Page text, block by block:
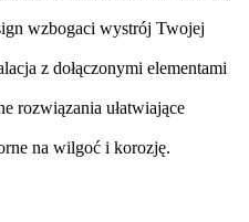
wzbogaci wystrój Twojej
z dołączonymi elementami
rozwiązania ułatwiające
na wilgoć i korozję.